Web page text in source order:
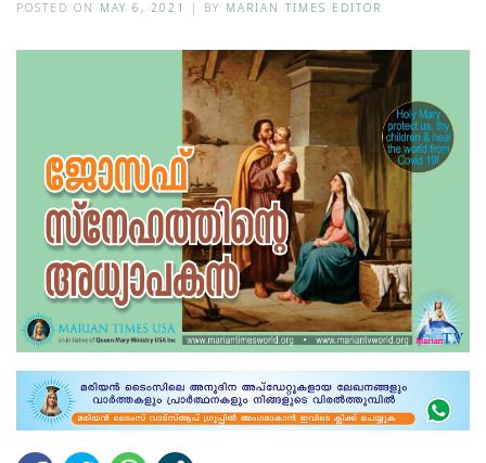
POSTED ON MAY 6, 2021 BY MARIAN TIMES EDITOR